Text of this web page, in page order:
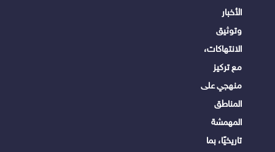
الأخبار
وتوثيق
الانتهاكات،
مع تركيز
منهجي على
المناطق
المهمشة
تاريخيًا، بما